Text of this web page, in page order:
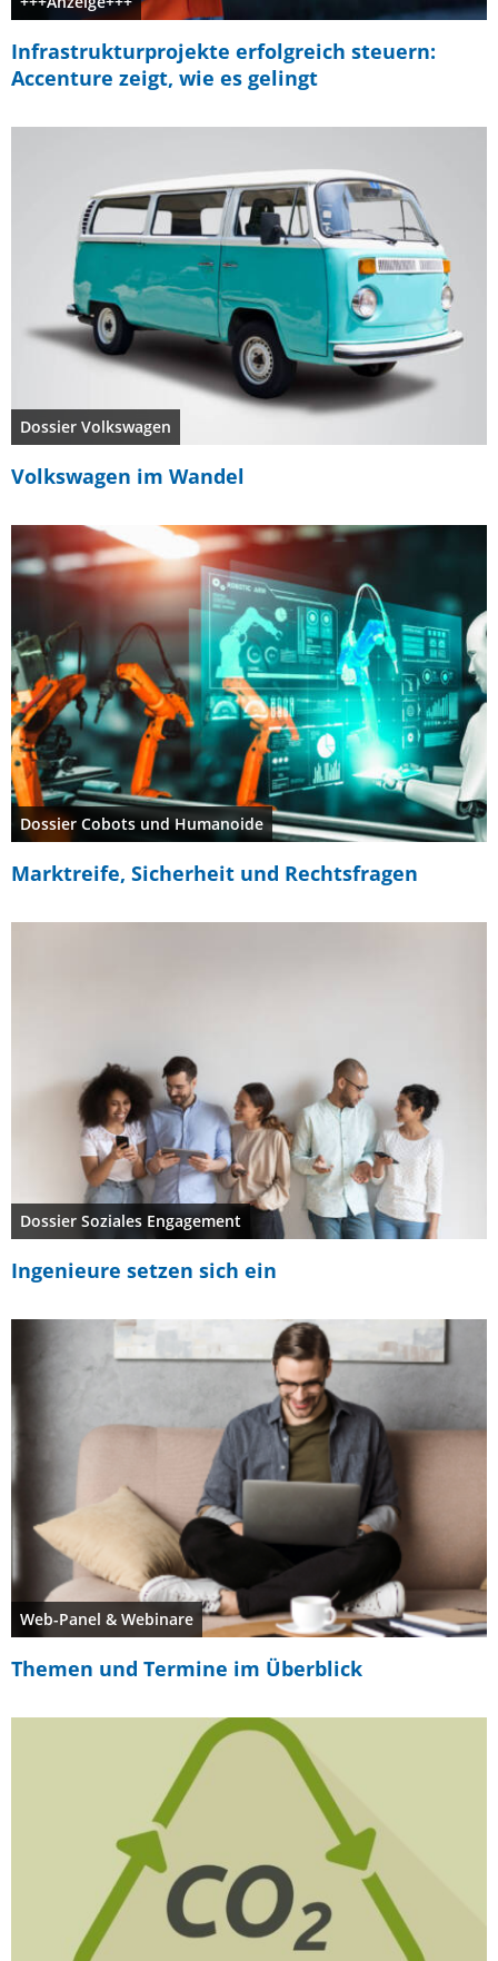
Infrastrukturprojekte erfolgreich steuern:
Accenture zeigt, wie es gelingt
Dossier Volkswagen
Volkswagen im Wandel
Dossier Cobots und Humanoide
Marktreife, Sicherheit und Rechtsfragen
Dossier Soziales Engagement
Ingenieure setzen sich ein
Web-Panel & Webinare
Themen und Termine im Überblick